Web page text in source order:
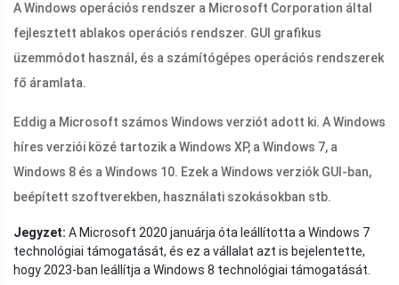
A Windows operációs rendszer a Microsoft Corporation által
fejlesztett ablakos operációs rendszer. GUI grafikus
üzemmódot használ, és a számítógépes operációs rendszerek
fő áramlata.
Eddig a Microsoft számos Windows verziót adott ki. A Windows
híres verziói közé tartozik a Windows XP, a Windows 7, a
Windows 8 és a Windows 10. Ezek a Windows verziók GUI-ban,
beépített szoftverekben, használati szokásokban stb.
Jegyzet: A Microsoft 2020 januárja óta leállította a Windows 7
technológiai támogatását, és ez a vállalat azt is bejelentette,
hogy 2023-ban leállítja a Windows 8 technológiai támogatását.